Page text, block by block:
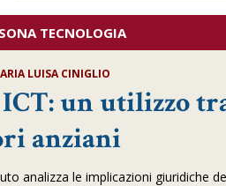
TECNOLOGIA
LUISA CINIGLIO
un utilizzo
anziani
analizza le implicazioni giuridiche